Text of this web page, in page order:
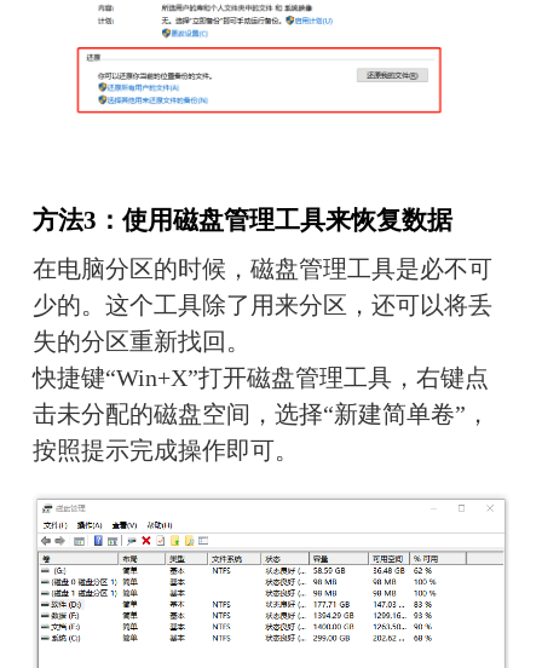
方法3：使用磁盘管理工具来恢复数据
在电脑分区的时候，磁盘管理工具是必不可
少的。这个工具除了用来分区，还可以将丢
失的分区重新找回。
快捷键“Win+X”打开磁盘管理工具，右键点
击未分配的磁盘空间，选择“新建简单卷”，
按照提示完成操作即可。